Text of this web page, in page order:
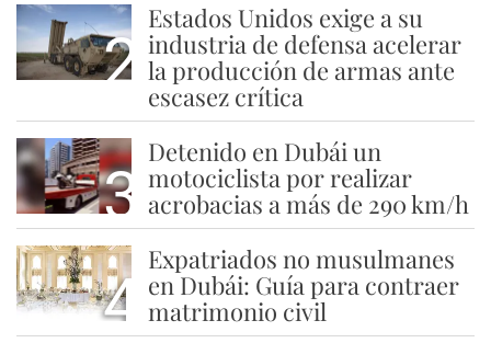
2
Estados Unidos exige a su
industria de defensa acelerar
la producción de armas ante
escasez crítica
3
Detenido en Dubái un
motociclista por realizar
acrobacias a más de 290 km/h
4
Expatriados no musulmanes
en Dubái: Guía para contraer
matrimonio civil